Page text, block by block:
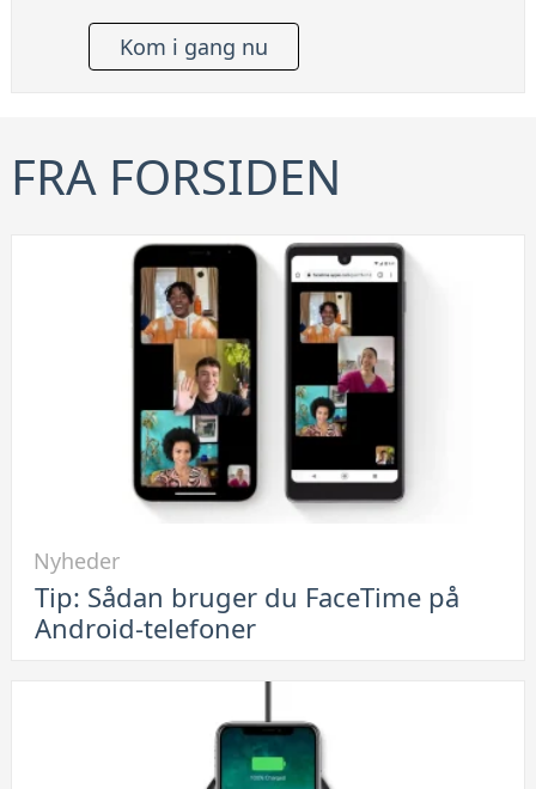
Kom i gang nu
FRA FORSIDEN
Tip:
Sådan
Nyheder
Tip: Sådan bruger du FaceTime på
Android-telefoner